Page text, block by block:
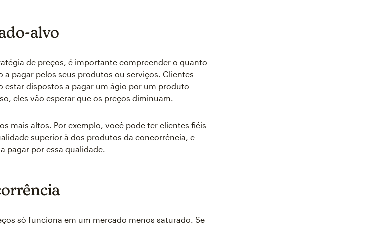
alvo
de preços, é importante compreender o quanto
a pagar pelos seus produtos ou serviços. Clientes
estar dispostos a pagar um ágio por um produto
eles vão esperar que os preços diminuam.
mais altos. Por exemplo, você pode ter clientes fiéis
superior à dos produtos da concorrência, e
pagar por essa qualidade.
só funciona em um mercado menos saturado. Se